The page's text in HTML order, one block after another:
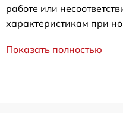
работе или
характеристикам при
Показать полностью